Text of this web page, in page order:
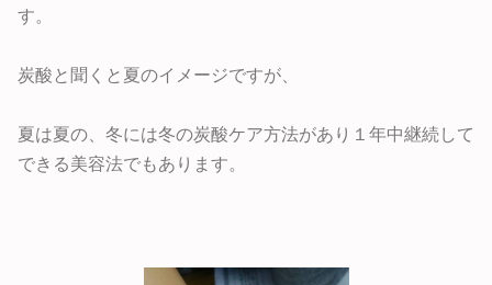
す。
炭酸と聞くと夏のイメージですが、
夏は夏の、冬には冬の炭酸ケア方法があり１年中継続して
できる美容法でもあります。